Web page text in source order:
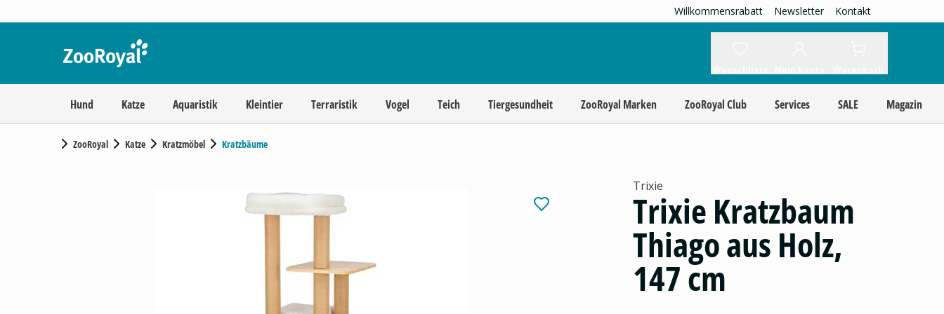
Willkommensrabatt Newsletter Kontakt
Hund Katze Aquaristik Kleintier Terraristik Vogel Teich Tiergesundheit ZooRoyal Marken ZooRoyal Club Services SALE Magazin
ZooRoyal Katze Kratzmöbel Kratzbäume
Trixie
Trixie Kratzbaum
Thiago aus Holz,
147 cm